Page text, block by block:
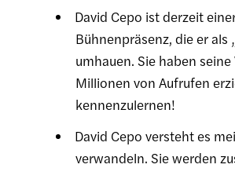
David Cepo ist derzeit
Bühnenpräsenz, die er
umhauen. Sie haben
Millionen von Aufrufen
kennenzulernen!
David Cepo versteht es
verwandeln. Sie werden